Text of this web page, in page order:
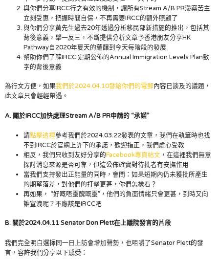
與你們分享IRCC行之有效的機制，讓所有Stream A/B PR滯案苦主
立刻受惠，把握時間自保，不再需要IRCC的額外照顧了
與你們分享黃先生過去20年透過分析移民部新措施的推出，包括其
背後意義，舉一反三，不斷提供分析文章予香港朋友分享HK
Pathway自2020年夏天的蘊釀到今天每階段的發展
幫助你們了解IRCC 定期公佈的Annual Immigration Levels Plan數
字的背後意義
為行文方便，如果我們於2024.04.10發給你們的電郵內容已談及的議題，
此文章只會輕輕帶過。
A. 關於IRCC加快處理Stream A/B PR申請的 “承諾”
請點擊這裡參考我們於2024.03.22發表的文章，我們在執筆時也找
不到IRCC於官網上許下的承諾，歡迎指正，我們虛心受教
相反，我們只收到友好分享的Facebook專頁帖文 ，在這裡我們無意
探討消息來源是否可靠，但這公佈確實對待批者有安撫作用
當我們支持發出正能量的同時，會問：如果短期內仍未獲批所產生
的期望落差，對他們的打擊更甚，你們怎樣看？
再如果， “好嘅唔靈醜嘅靈”，他們的負面情緒只會更甚，到時又向
誰宣洩呢？不應該是IRCC吧
B. 關於2024.04.11 Senator Don Plett在上議院發言的片段
我們完全明白選擇同一日上訪會增加聲勢，也咀嚼了Senator Plett的發
言，容許我們分享以下感受：